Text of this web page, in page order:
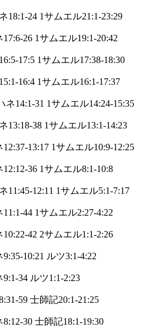
18:1-24 1サムエル21:1-23:29
26 1サムエル19:1-20:42
17:5 1サムエル17:38-18:30
16:4 1サムエル16:1-17:37
ネ14:1-31 1サムエル14:24-15:35
13:18-38 1サムエル13:1-14:23
13:17 1サムエル10:9-12:25
36 1サムエル8:1-10:8
11:45-12:11 1サムエル5:1-7:17
44 1サムエル2:27-4:22
42 2サムエル1:1-2:26
10:21 ルツ3:1-4:22
34 ルツ1:1-2:23
59 士師記20:1-21:25
30 士師記18:1-19:30